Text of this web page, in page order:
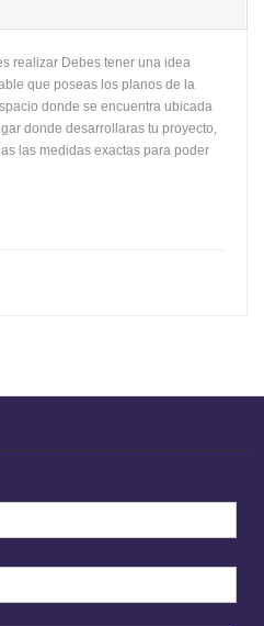
realizar Debes tener una idea
que poseas los planos de la
donde se encuentra ubicada
donde desarrollaras tu proyecto,
las medidas exactas para poder